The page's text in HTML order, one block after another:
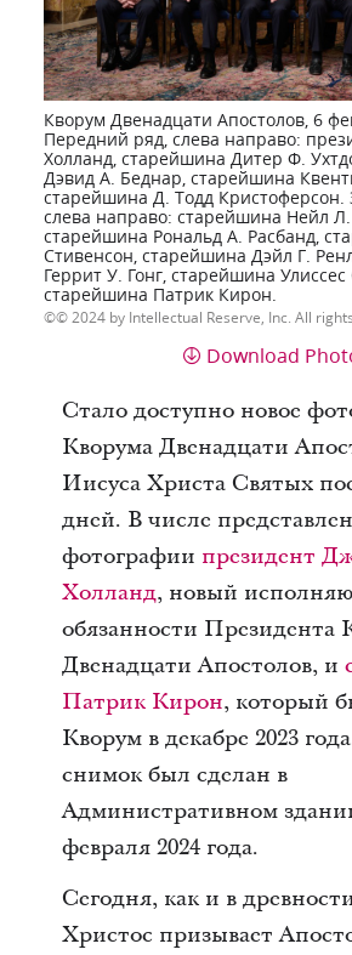
Кворум Двенадцати Апостолов, 6
Передний ряд, слева направо:
Холланд, старейшина Дитер Ф.
Дэвид A. Беднар, старейшина
старейшина Д. Тодд Кристоферсон.
слева направо: старейшина Нейл
старейшина Рональд А. Расбанд,
Стивенсон, старейшина Дэйл Г.
Геррит У. Гонг, старейшина
старейшина Патрик Кирон.
© 2024 by Intellectual Reserve, Inc. All
Download
Стало доступно новое
Кворума Двенадцати
Иисуса Христа Святых
дней. В числе
фотографии президент
Холланд, новый
обязанности Президента
Двенадцати Апостолов, и
Патрик Кирон, который
Кворум в декабре 2023
снимок был сделан в
Административном
февраля 2024 года.
Сегодня, как и в
Христос призывает